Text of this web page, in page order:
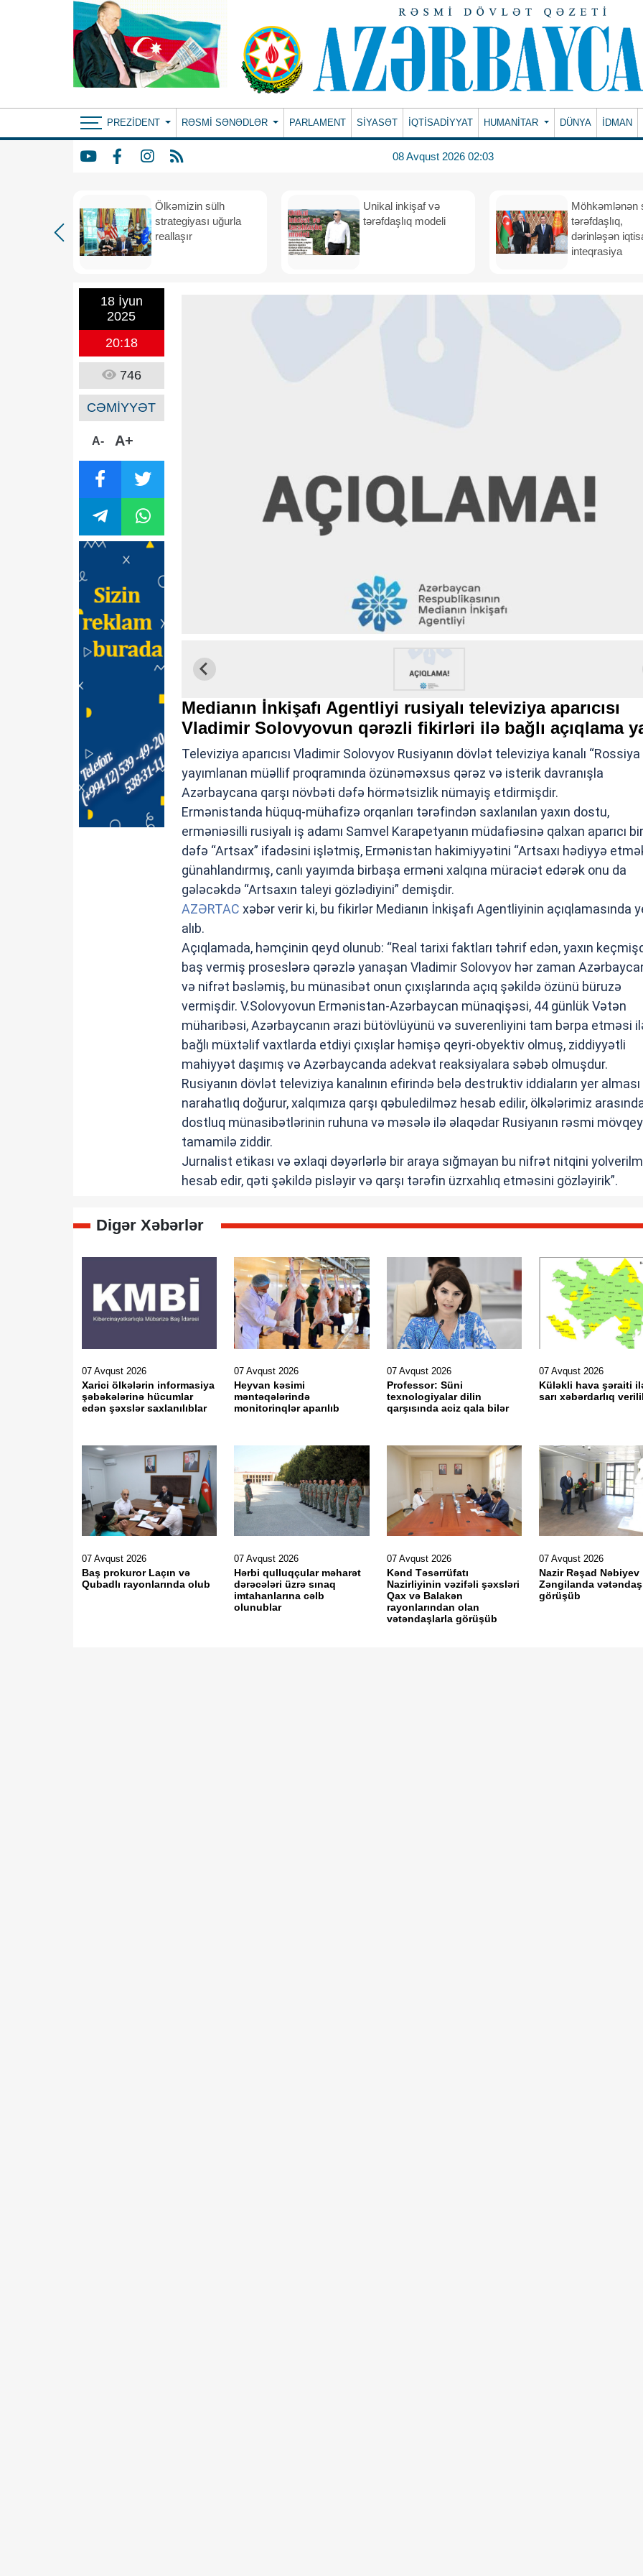
PREZIDENT RƏSMI SƏNƏDLƏR PARLAMENT SİYASƏT İQTİSADİYYAT HUMANITAR DÜNYA İDMAN
08 Avqust 2026 02:03
Ölkəmizin sülh
strategiyası uğurla
reallaşır
Unikal inkişaf və
tərəfdaşlıq modeli
Möhkəmlənən
tərəfdaşlıq,
dərinləşən
inteqrasiya
18 İyun
2025
20:18
746
CƏMİYYƏT
A- A+
Medianın İnkişafı Agentliyi rusiyalı televiziya aparıcısı
Vladimir Solovyovun qərəzli fikirləri ilə bağlı açıqlama
Televiziya aparıcısı Vladimir Solovyov Rusiyanın dövlət televiziya kanalı “Rossiya
yayımlanan müəllif proqramında özünəməxsus qərəz və isterik davranışla
Azərbaycana qarşı növbəti dəfə hörmətsizlik nümayiş etdirmişdir.
Ermənistanda hüquq-mühafizə orqanları tərəfindən saxlanılan yaxın dostu,
erməniəsilli rusiyalı iş adamı Samvel Karapetyanın müdafiəsinə qalxan aparıcı
dəfə “Artsax” ifadəsini işlətmiş, Ermənistan hakimiyyətini “Artsaxı hədiyyə
günahlandırmış, canlı yayımda birbaşa erməni xalqına müraciət edərək onu da
gələcəkdə “Artsaxın taleyi gözlədiyini” demişdir.
AZƏRTAC xəbər verir ki, bu fikirlər Medianın İnkişafı Agentliyinin açıqlamasında
alıb.
Açıqlamada, həmçinin qeyd olunub: “Real tarixi faktları təhrif edən, yaxın
baş vermiş proseslərə qərəzlə yanaşan Vladimir Solovyov hər zaman
və nifrət bəsləmiş, bu münasibət onun çıxışlarında açıq şəkildə özünü büruzə
vermişdir. V.Solovyovun Ermənistan-Azərbaycan münaqişəsi, 44 günlük Vətən
müharibəsi, Azərbaycanın ərazi bütövlüyünü və suverenliyini tam bərpa etməsi
bağlı müxtəlif vaxtlarda etdiyi çıxışlar həmişə qeyri-obyektiv olmuş, ziddiyyətli
mahiyyət daşımış və Azərbaycanda adekvat reaksiyalara səbəb olmuşdur.
Rusiyanın dövlət televiziya kanalının efirində belə destruktiv iddiaların yer alması
narahatlıq doğurur, xalqımıza qarşı qəbuledilməz hesab edilir, ölkələrimiz
dostluq münasibətlərinin ruhuna və məsələ ilə əlaqədar Rusiyanın rəsmi
tamamilə ziddir.
Jurnalist etikası və əxlaqi dəyərlərlə bir araya sığmayan bu nifrət nitqini
hesab edir, qəti şəkildə pisləyir və qarşı tərəfin üzrxahlıq etməsini gözləyirik”.
Digər Xəbərlər
07 Avqust 2026
Xarici ölkələrin informasiya
şəbəkələrinə hücumlar
edən şəxslər saxlanılıblar
07 Avqust 2026
Heyvan kəsimi
məntəqələrində
monitorinqlər aparılıb
07 Avqust 2026
Professor: Süni
texnologiyalar dilin
qarşısında aciz qala bilər
07 Avqust 2026
Küləkli hava şəraiti
sarı xəbərdarlıq
07 Avqust 2026
Baş prokuror Laçın və
Qubadlı rayonlarında olub
07 Avqust 2026
Hərbi qulluqçular məharət
dərəcələri üzrə sınaq
imtahanlarına cəlb
olunublar
07 Avqust 2026
Kənd Təsərrüfatı
Nazirliyinin vəzifəli şəxsləri
Qax və Balakən
rayonlarından olan
vətəndaşlarla görüşüb
07 Avqust 2026
Nazir Rəşad Nəbiyev
Zəngilanda
görüşüb